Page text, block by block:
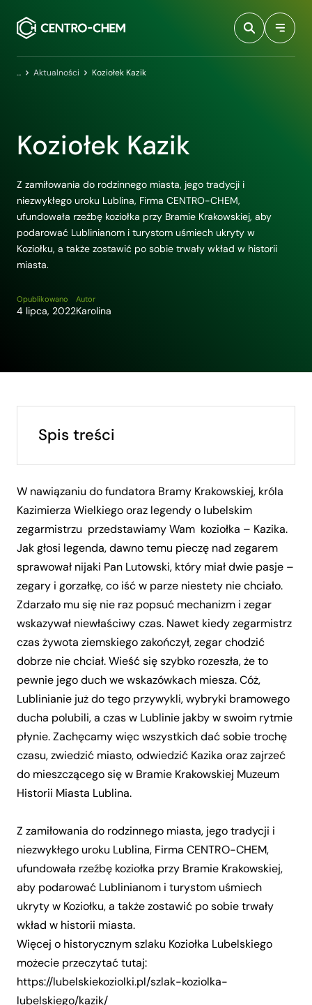
Centro-Chem
Aktualności Koziołek Kazik
Koziołek Kazik
Z zamiłowania do rodzinnego miasta, jego tradycji i
niezwykłego uroku Lublina, Firma CENTRO-CHEM,
ufundowała rzeźbę koziołka przy Bramie Krakowskiej, aby
podarować Lublinianom i turystom uśmiech ukryty w
Koziołku, a także zostawić po sobie trwały wkład w historii
miasta.
Opublikowano
4 lipca, 2022
Autor
Karolina
Spis treści
W nawiązaniu do fundatora Bramy Krakowskiej, króla
Kazimierza Wielkiego oraz legendy o lubelskim
zegarmistrzu przedstawiamy Wam koziołka – Kazika.
Jak głosi legenda, dawno temu pieczę nad zegarem
sprawował nijaki Pan Lutowski, który miał dwie pasje –
zegary i gorzałkę, co iść w parze niestety nie chciało.
Zdarzało mu się nie raz popsuć mechanizm i zegar
wskazywał niewłaściwy czas. Nawet kiedy zegarmistrz
czas żywota ziemskiego zakończył, zegar chodzić
dobrze nie chciał. Wieść się szybko rozeszła, że to
pewnie jego duch we wskazówkach miesza. Cóż,
Lublinianie już do tego przywykli, wybryki bramowego
ducha polubili, a czas w Lublinie jakby w swoim rytmie
płynie. Zachęcamy więc wszystkich dać sobie trochę
czasu, zwiedzić miasto, odwiedzić Kazika oraz zajrzeć
do mieszczącego się w Bramie Krakowskiej Muzeum
Historii Miasta Lublina.
Z zamiłowania do rodzinnego miasta, jego tradycji i
niezwykłego uroku Lublina, Firma CENTRO-CHEM,
ufundowała rzeźbę koziołka przy Bramie Krakowskiej,
aby podarować Lublinianom i turystom uśmiech
ukryty w Koziołku, a także zostawić po sobie trwały
wkład w historii miasta.
Więcej o historycznym szlaku Koziołka Lubelskiego
możecie przeczytać tutaj:
https://lubelskiekoziolki.pl/szlak-koziolka-
lubelskiego/kazik/